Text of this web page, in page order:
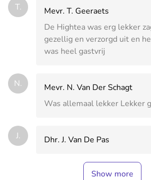
T.
Mevr. T. Geeraets
De Hightea was erg lekker
gezellig en verzorgd uit en
was heel gastvrij
N.
Mevr. N. Van Der Schagt
Was allemaal lekker Lekker
J. Dhr. J. Van De Pas
Show more